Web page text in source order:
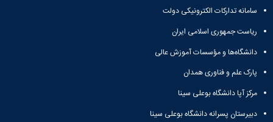
سامانه تدارکات الکترونیکی دولت
ریاست جمهوری اسلامی ایران
دانشگاه‌ها و مؤسسات آموزش عالی
پارک علم و فناوری همدان
مرکز آپا دانشگاه بوعلی سینا
دبیرستان پسرانه دانشگاه بوعلی سینا